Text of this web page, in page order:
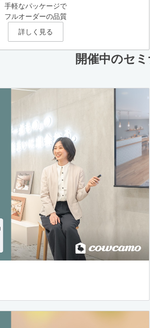
手軽なパッケージで
フルオーダーの品質
詳しく見る
開催中のセ